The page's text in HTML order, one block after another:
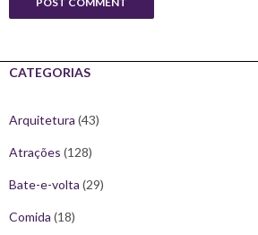
CATEGORIAS
Arquitetura (43)
Atrações (128)
Bate-e-volta (29)
Comida (18)